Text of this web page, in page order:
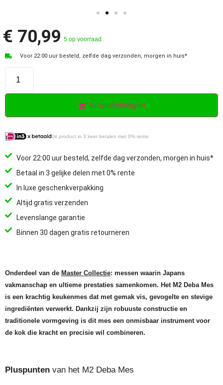
€ 70,99 5 op voorraad
Voor 22:00 uur besteld, zelfde dag verzonden, morgen in huis*
In winkelwagen
Dit product in 3 keer betalen met 0% rente
Voor 22:00 uur besteld, zelfde dag verzonden, morgen in huis*
Betaal in 3 gelijke delen met 0% rente
In luxe geschenkverpakking
Altijd gratis verzenden
Levenslange garantie
Binnen 30 dagen gratis retourneren
Onderdeel van de Master Collectie: messen waarin Japans
vakmanschap en ultieme prestaties samenkomen. Het M2 Deba Mes
is een krachtig keukenmes dat met gemak vis, gevogelte en stevige
ingrediënten verwerkt. Dankzij zijn robuuste constructie en
traditionele vormgeving is dit mes een onmisbaar instrument voor
de kok die kracht en precisie wil combineren.
Pluspunten van het M2 Deba Mes